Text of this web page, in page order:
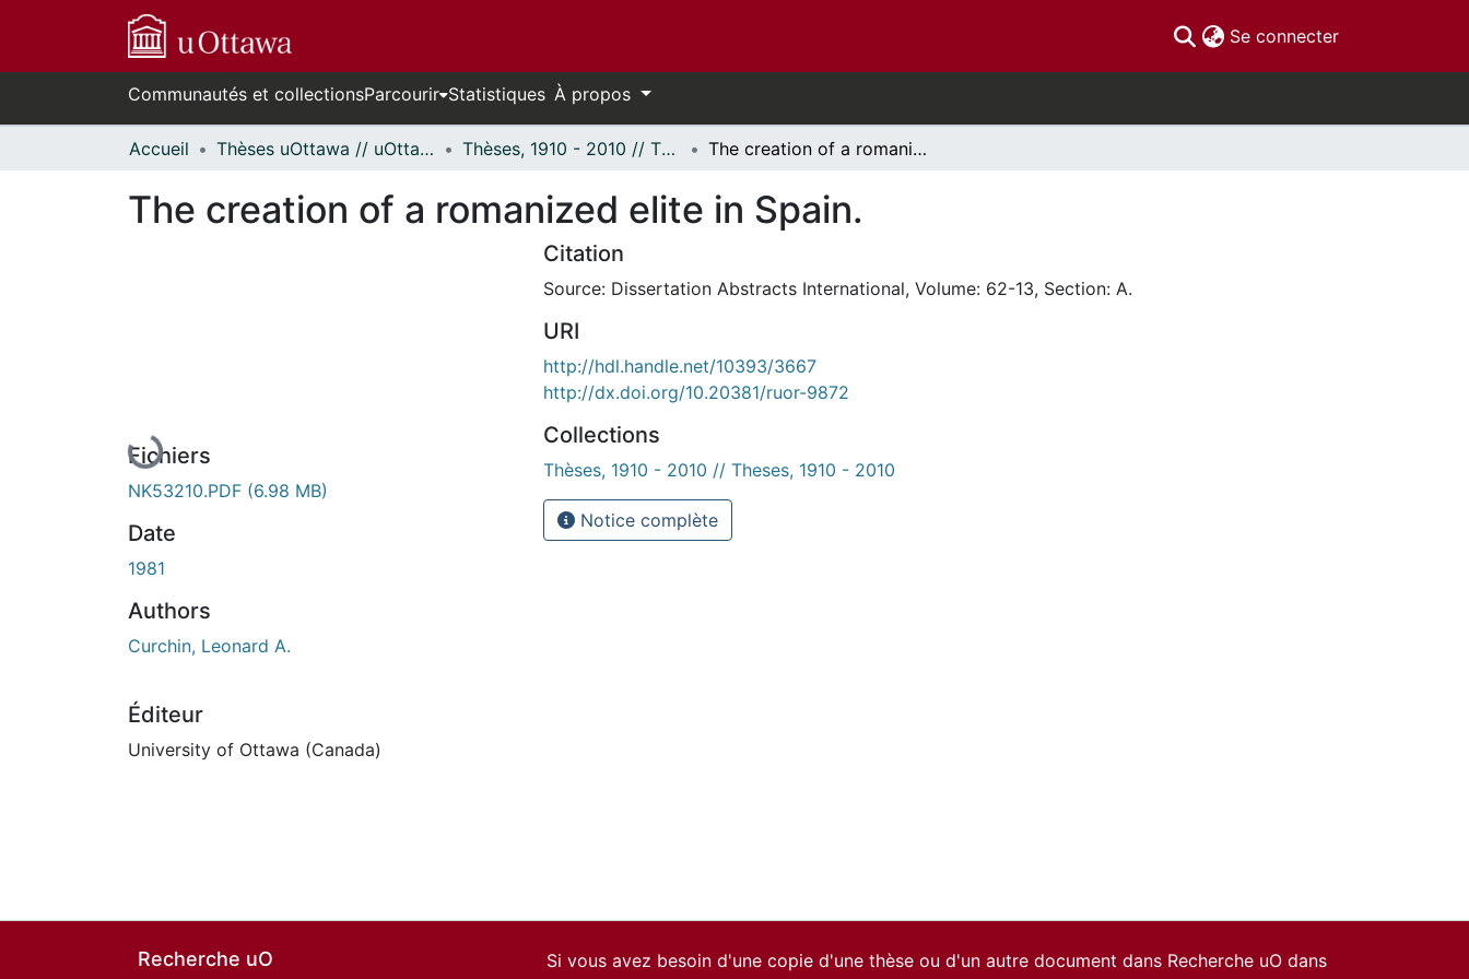
Se connecter(current)
Communautés et collectionsParcourir Statistiques À propos
Accueil Thèses uOttawa // uOttawa Theses Thèses, 1910 - 2010 // Theses, 1910 - 2010 The creation of a romanized elite in Spain.
The creation of a romanized elite in Spain.
En cours de chargement...
Fichiers
NK53210.PDF (6.98 MB)
Date
1981
Authors
Curchin, Leonard A.
Éditeur
University of Ottawa (Canada)
Citation
Source: Dissertation Abstracts International, Volume: 62-13, Section: A.
URI
http://hdl.handle.net/10393/3667
http://dx.doi.org/10.20381/ruor-9872
Collections
Thèses, 1910 - 2010 // Theses, 1910 - 2010
Notice complète
Recherche uO
Si vous avez besoin d'une copie d'une thèse ou d'un autre document dans Recherche uO dans